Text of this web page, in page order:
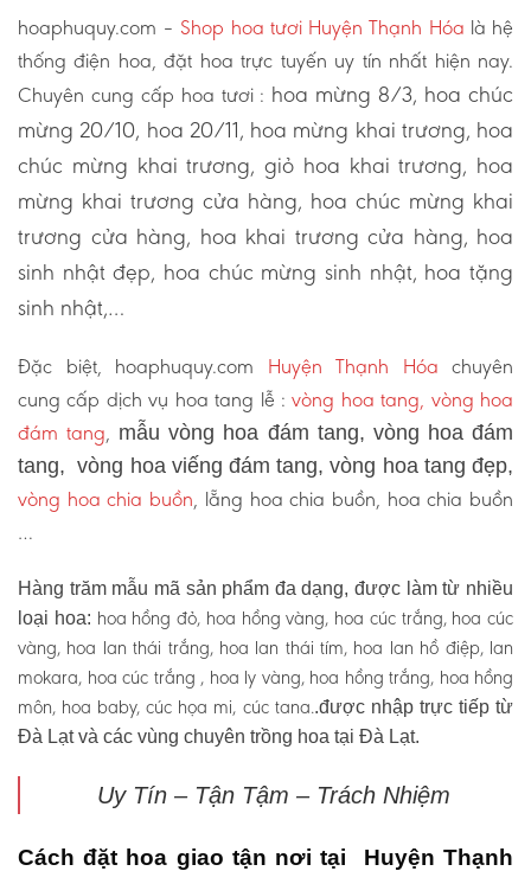
hoaphuquy.com – Shop hoa tươi Huyện Thạnh Hóa là hệ
thống điện hoa, đặt hoa trực tuyến uy tín nhất hiện nay.
Chuyên cung cấp hoa tươi : hoa mừng 8/3, hoa chúc
mừng 20/10, hoa 20/11, hoa mừng khai trương, hoa
chúc mừng khai trương, giỏ hoa khai trương, hoa
mừng khai trương cửa hàng, hoa chúc mừng khai
trương cửa hàng, hoa khai trương cửa hàng, hoa
sinh nhật đẹp, hoa chúc mừng sinh nhật, hoa tặng
sinh nhật,…
Đặc biệt, hoaphuquy.com Huyện Thạnh Hóa chuyên
cung cấp dịch vụ hoa tang lễ :vòng hoa tang, vòng hoa
đám tang, mẫu vòng hoa đám tang, vòng hoa đám
tang, vòng hoa viếng đám tang, vòng hoa tang đẹp,
vòng hoa chia buồn, lẵng hoa chia buồn, hoa chia buồn
…
Hàng trăm mẫu mã sản phẩm đa dạng, được làm từ nhiều
loại hoa: hoa hồng đỏ, hoa hồng vàng, hoa cúc trắng, hoa cúc
vàng, hoa lan thái trắng, hoa lan thái tím, hoa lan hồ điệp, lan
mokara, hoa cúc trắng , hoa ly vàng, hoa hồng trắng, hoa hồng
môn, hoa baby, cúc họa mi, cúc tana..được nhập trực tiếp từ
Đà Lạt và các vùng chuyên trồng hoa tại Đà Lạt.
Uy Tín – Tận Tậm – Trách Nhiệm
Cách đặt hoa giao tận nơi tại Huyện Thạnh